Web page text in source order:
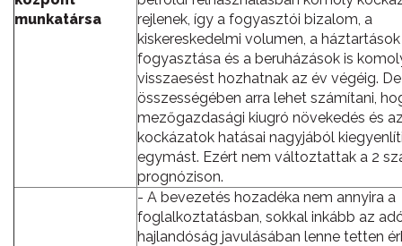
munkatársa
rejlenek, így a fogyasztói bizalom, a
kiskereskedelmi volumen, a
fogyasztása és a beruházások is
visszaesést hozhatnak az év végéig. De
összességében arra lehet számítani,
mezőgazdasági kiugró növekedés és
kockázatok hatásai nagyjából
egymást. Ezért nem változtattak a 2
prognózison.
- A bevezetés hozadéka nem annyira a
foglalkoztatásban, sokkal inkább az
hajlandóság javulásában lenne tetten